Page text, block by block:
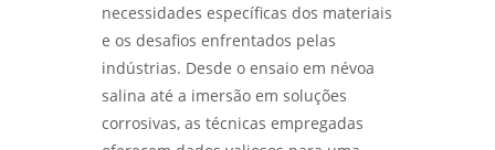
necessidades específicas dos materiais
e os desafios enfrentados pelas
indústrias. Desde o ensaio em névoa
salina até a imersão em soluções
corrosivas, as técnicas empregadas